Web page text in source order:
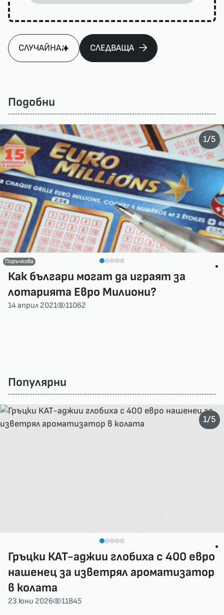
СЛУЧАЙНА СЛЕДВАЩА
Подобни
Поръчкова
Как българи могат да играят за
лотарията Евро Милиони?
14 април 2021 11062
1/5
Популярни
Гръцки КАТ-аджии глобиха с 400 евро
нашенец за изветрял ароматизатор
в колата
23 юни 2026 11845
1/5